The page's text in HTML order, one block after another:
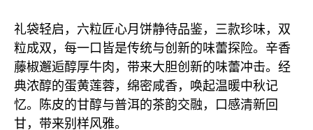
礼袋轻启，六粒匠心月饼静待品鉴，三款珍味，双
粒成双，每一口皆是传统与创新的味蕾探险。辛香
藤椒邂逅醇厚牛肉，带来大胆创新的味蕾冲击。经
典浓醇的蛋黄莲蓉，绵密咸香，唤起温暖中秋记
忆。陈皮的甘醇与普洱的茶韵交融，口感清新回
甘，带来别样风雅。